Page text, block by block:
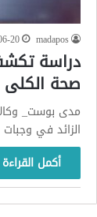
madapos
20
دراسة
صحة الكلى
مدى بوست_
الزائد في
أكمل